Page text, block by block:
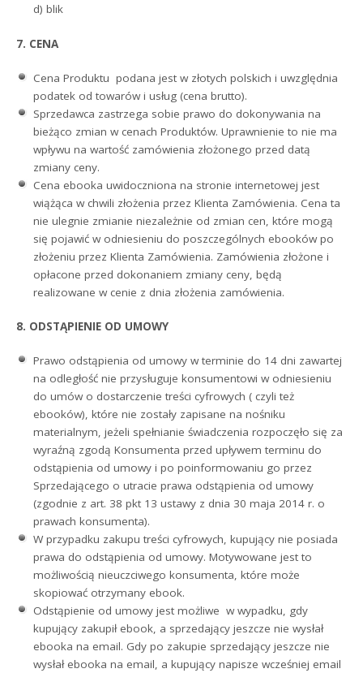
d) blik
7. CENA
Cena Produktu podana jest w złotych polskich i uwzględnia
podatek od towarów i usług (cena brutto).
Sprzedawca zastrzega sobie prawo do dokonywania na
bieżąco zmian w cenach Produktów. Uprawnienie to nie ma
wpływu na wartość zamówienia złożonego przed datą
zmiany ceny.
Cena ebooka uwidoczniona na stronie internetowej jest
wiążąca w chwili złożenia przez Klienta Zamówienia. Cena ta
nie ulegnie zmianie niezależnie od zmian cen, które mogą
się pojawić w odniesieniu do poszczególnych ebooków po
złożeniu przez Klienta Zamówienia. Zamówienia złożone i
opłacone przed dokonaniem zmiany ceny, będą
realizowane w cenie z dnia złożenia zamówienia.
8. ODSTĄPIENIE OD UMOWY
Prawo odstąpienia od umowy w terminie do 14 dni zawartej
na odległość nie przysługuje konsumentowi w odniesieniu
do umów o dostarczenie treści cyfrowych ( czyli też
ebooków), które nie zostały zapisane na nośniku
materialnym, jeżeli spełnianie świadczenia rozpoczęło się za
wyraźną zgodą Konsumenta przed upływem terminu do
odstąpienia od umowy i po poinformowaniu go przez
Sprzedającego o utracie prawa odstąpienia od umowy
(zgodnie z art. 38 pkt 13 ustawy z dnia 30 maja 2014 r. o
prawach konsumenta).
W przypadku zakupu treści cyfrowych, kupujący nie posiada
prawa do odstąpienia od umowy. Motywowane jest to
możliwością nieuczciwego konsumenta, które może
skopiować otrzymany ebook.
Odstąpienie od umowy jest możliwe w wypadku, gdy
kupujący zakupił ebook, a sprzedający jeszcze nie wysłał
ebooka na email. Gdy po zakupie sprzedający jeszcze nie
wysłał ebooka na email, a kupujący napisze wcześniej email